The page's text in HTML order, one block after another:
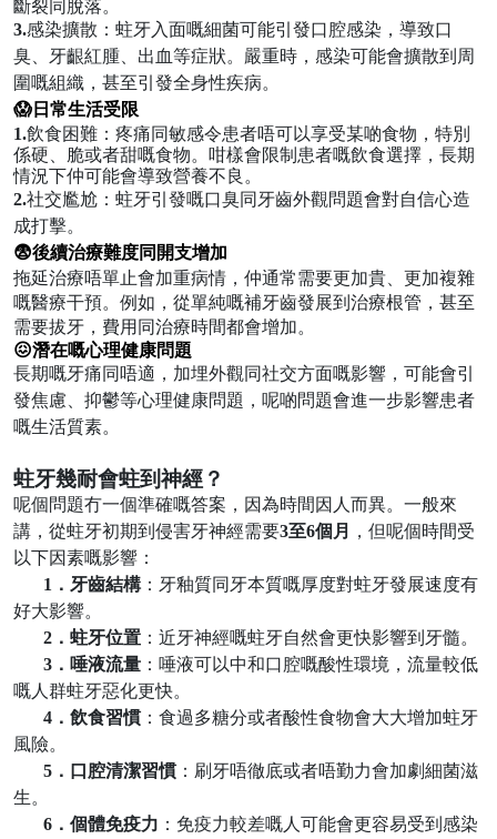
斷裂同脫落。
3.感染擴散 ：蛀牙入面嘅細菌可能引發口腔感染，導致口
臭、牙齦紅腫、出血等症狀。嚴重時，感染可能會擴散到周
圍嘅組織，甚至引發全身性疾病。
😱日常生活受限
1.飲食困難 ：疼痛同敏感令患者唔可以享受某啲食物，特別
係硬、脆或者甜嘅食物。咁樣會限制患者嘅飲食選擇，長期
情況下仲可能會導致營養不良。
2.社交尷尬 ：蛀牙引發嘅口臭同牙齒外觀問題會對自信心造
成打擊。
😨後續治療難度同開支增加
拖延治療唔單止會加重病情，仲通常需要更加貴、更加複雜
嘅醫療干預。例如，從單純嘅補牙齒發展到治療根管，甚至
需要拔牙，費用同治療時間都會增加。
😖潛在嘅心理健康問題
長期嘅牙痛同唔適，加埋外觀同社交方面嘅影響，可能會引
發焦慮、抑鬱等心理健康問題，呢啲問題會進一步影響患者
嘅生活質素。
蛀牙幾耐會蛀到神經？
呢個問題冇一個準確嘅答案，因為時間因人而異。一般來
講，從蛀牙初期到侵害牙神經需要3至6個月
，但呢個時間受
以下因素嘅影響：
1． 牙齒結構：牙釉質同牙本質嘅厚度對蛀牙發展速度有
好大影響。
2． 蛀牙位置：近牙神經嘅蛀牙自然會更快影響到牙髓。
3． 唾液流量：唾液可以中和口腔嘅酸性環境，流量較低
嘅人群蛀牙惡化更快。
4． 飲食習慣：食過多糖分或者酸性食物會大大增加蛀牙
風險。
5． 口腔清潔習慣：刷牙唔徹底或者唔勤力會加劇細菌滋
生。
6． 個體免疫力 ：免疫力較差嘅人可能會更容易受到感染